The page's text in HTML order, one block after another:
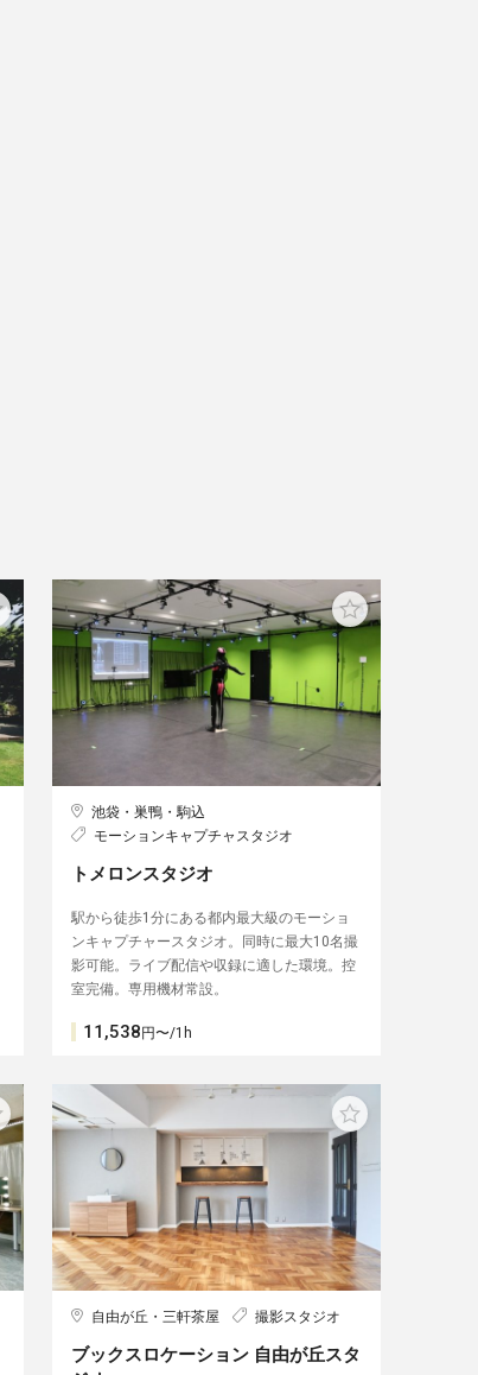
池袋・巣鴨・駒込
モーションキャプチャスタジオ
トメロンスタジオ
駅から徒歩1分にある都内最大級のモーショ
ンキャプチャースタジオ。同時に最大10名撮
影可能。ライブ配信や収録に適した環境。控
室完備。専用機材常設。
11,538 円〜/1h
自由が丘・三軒茶屋 撮影スタジオ
ブックスロケーション 自由が丘スタ